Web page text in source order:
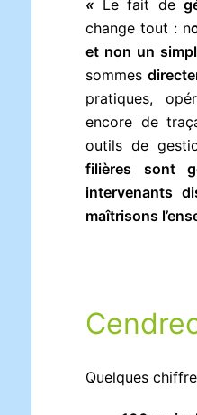
« Le fait de
change tout : n
et non un
sommes
pratiques,
encore de
outils de
filières sont
intervenants
maîtrisons
Quelques